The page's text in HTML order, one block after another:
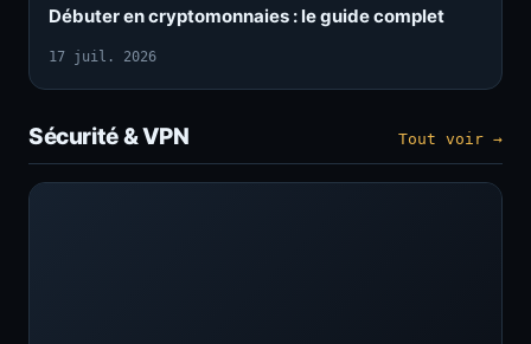
Débuter en cryptomonnaies : le guide complet
17 juil. 2026
Sécurité & VPN Tout voir →